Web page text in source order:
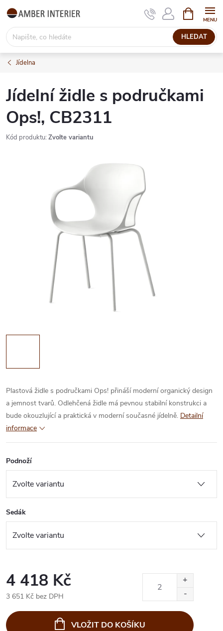
Přejít
obsah
HLEDAT
NÁKUPNÍ
KOŠÍK
Jídelna
Jídelní židle s područkami
Ops!, CB2311
Kód produktu: Zvolte variantu
Plastová židle s područkami Ops! přináší moderní organický design
a jemnost tvarů. Odlehčená židle má pevnou stabilní konstrukci a
bude okouzlující a praktická v moderní současné jídelně. Detailní
informace
Podnoží
Sedák
4 418 Kč
3 651 Kč bez DPH
cena:
VLOŽIT DO KOŠÍKU